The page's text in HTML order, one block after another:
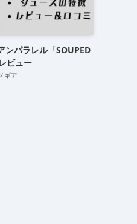
ンパラレル「SOUPED
ビュー
ギア